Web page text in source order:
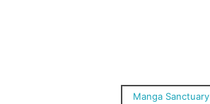
Manga Sanctuary